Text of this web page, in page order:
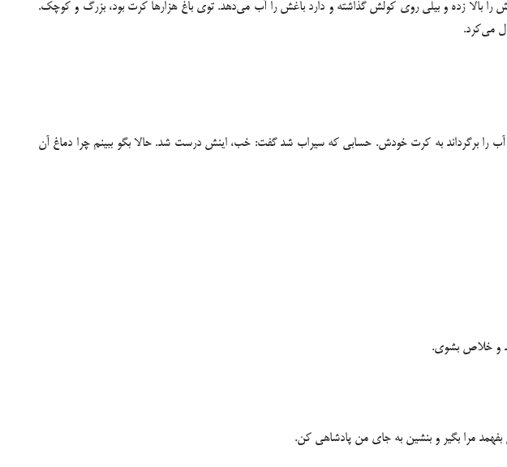
را بالا زده و بیلی روی کولش گذاشته و دارد باغش را آب می‌دهد. توی باغ هزارها کرت بود، بزرگ و کوچک.
می‌کرد.
را برگرداند به کرت خودش. حسابی که سیراب شد گفت: خب، اینش درست شد. حالا بگو ببینم چرا دماغ آن
و خلاص بشوی.
بفهمد مرا بگیر و بنشین به جای من پادشاهی کن.